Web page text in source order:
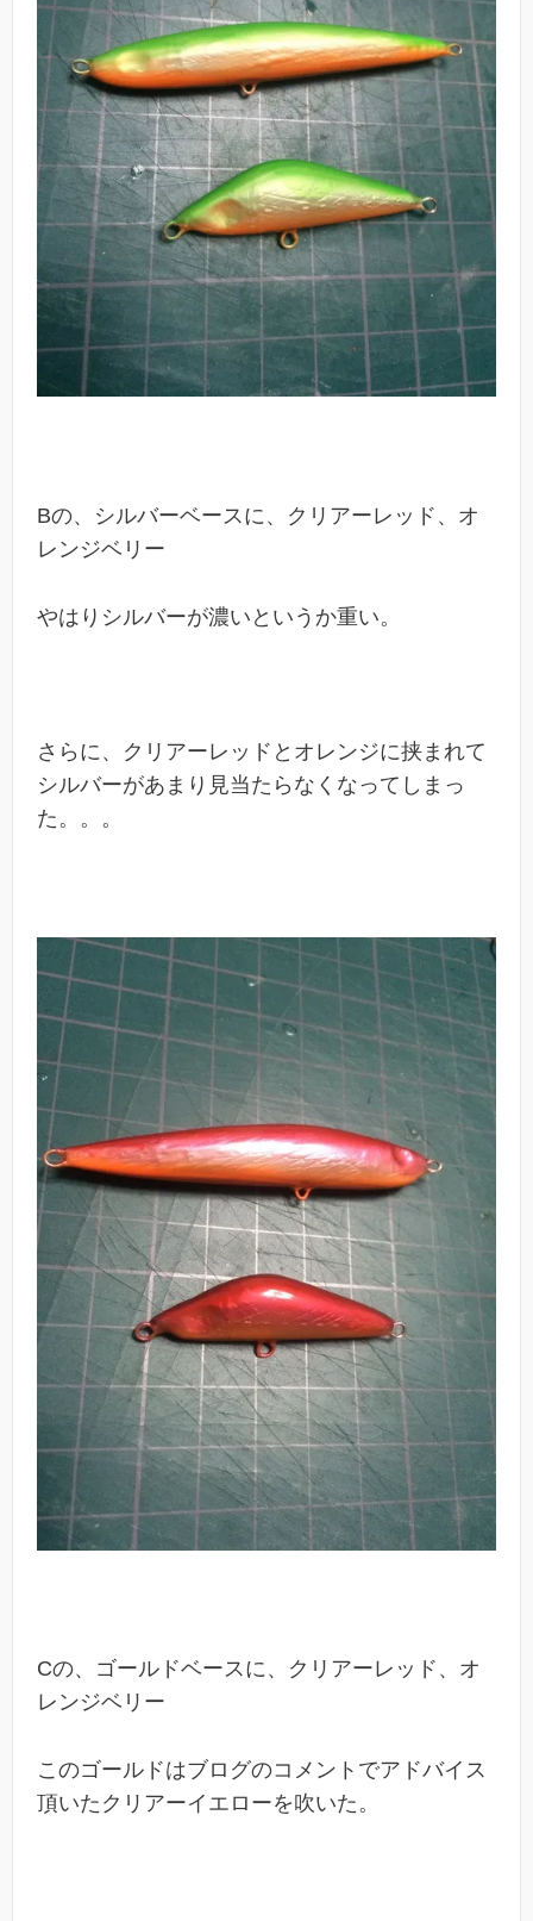
Bの、シルバーベースに、クリアーレッド、オ
レンジベリー
やはりシルバーが濃いというか重い。
さらに、クリアーレッドとオレンジに挟まれて
シルバーがあまり見当たらなくなってしまっ
た。。。
Cの、ゴールドベースに、クリアーレッド、オ
レンジベリー
このゴールドはブログのコメントでアドバイス
頂いたクリアーイエローを吹いた。